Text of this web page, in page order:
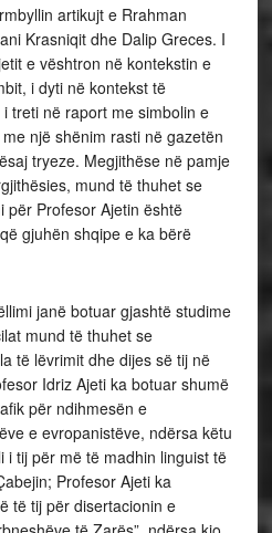
artikujt e Rrahman
Krasniqit dhe Dalip Greces. I
e vështron në kontekstin e
i dyti në kontekst të
treti në raport me simbolin e
një shënim rasti në gazetën
tryeze. Megjithëse në pamje
mund të thuhet se
për Profesor Ajetin është
gjuhën shqipe e ka bërë
janë botuar gjashtë studime
mund të thuhet se
të lëvrimit dhe dijes së tij në
Idriz Ajeti ka botuar shumë
për ndihmesën e
e evropanistëve, ndërsa këtu
i tij për më të madhin linguist të
Profesor Ajeti ka
të tij për disertacionin e